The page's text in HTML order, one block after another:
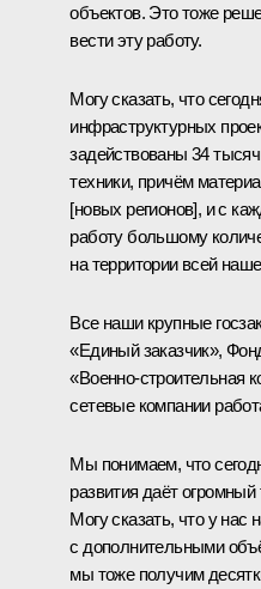
объектов. Это тоже
вести эту работу.
Могу сказать, что
инфраструктурных
задействованы 34
техники, причём
[новых регионов], и с
работу большому
на территории всей
Все наши крупные
«Единый заказчик»,
«Военно-строительная
сетевые компании
Мы понимаем, что
развития даёт
Могу сказать, что у нас
с дополнительными
мы тоже получим